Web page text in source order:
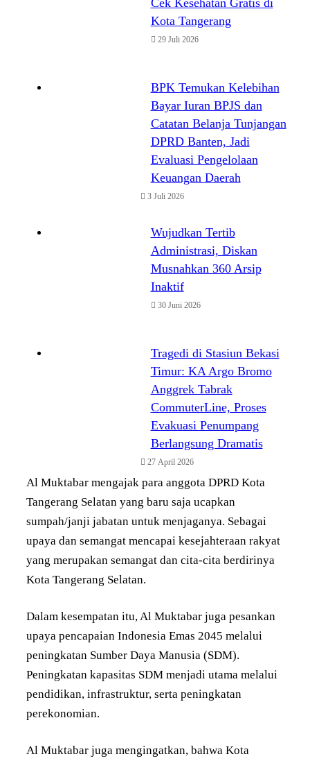
Kota Tangerang
29 Juli 2026
BPK Temukan Kelebihan
Bayar Iuran BPJS dan
Catatan Belanja Tunjangan
DPRD Banten, Jadi
Evaluasi Pengelolaan
Keuangan Daerah
3 Juli 2026
Wujudkan Tertib
Administrasi, Diskan
Musnahkan 360 Arsip
Inaktif
30 Juni 2026
Tragedi di Stasiun Bekasi
Timur: KA Argo Bromo
Anggrek Tabrak
CommuterLine, Proses
Evakuasi Penumpang
Berlangsung Dramatis
27 April 2026
Al Muktabar mengajak para anggota DPRD Kota
Tangerang Selatan yang baru saja ucapkan
sumpah/janji jabatan untuk menjaganya. Sebagai
upaya dan semangat mencapai kesejahteraan rakyat
yang merupakan semangat dan cita-cita berdirinya
Kota Tangerang Selatan.
Dalam kesempatan itu, Al Muktabar juga pesankan
upaya pencapaian Indonesia Emas 2045 melalui
peningkatan Sumber Daya Manusia (SDM).
Peningkatan kapasitas SDM menjadi utama melalui
pendidikan, infrastruktur, serta peningkatan
perekonomian.
Al Muktabar juga mengingatkan, bahwa Kota